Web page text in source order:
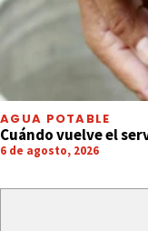
AGUA POTABLE
Cuándo vuelve el
6 de agosto, 2026